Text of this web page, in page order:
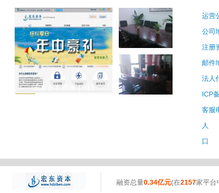
宏东资本 图库 (3张)
运营
公司
注册
邮件
法人
ICP
客服
人
口
融资总量0.34亿元(在2157家平台